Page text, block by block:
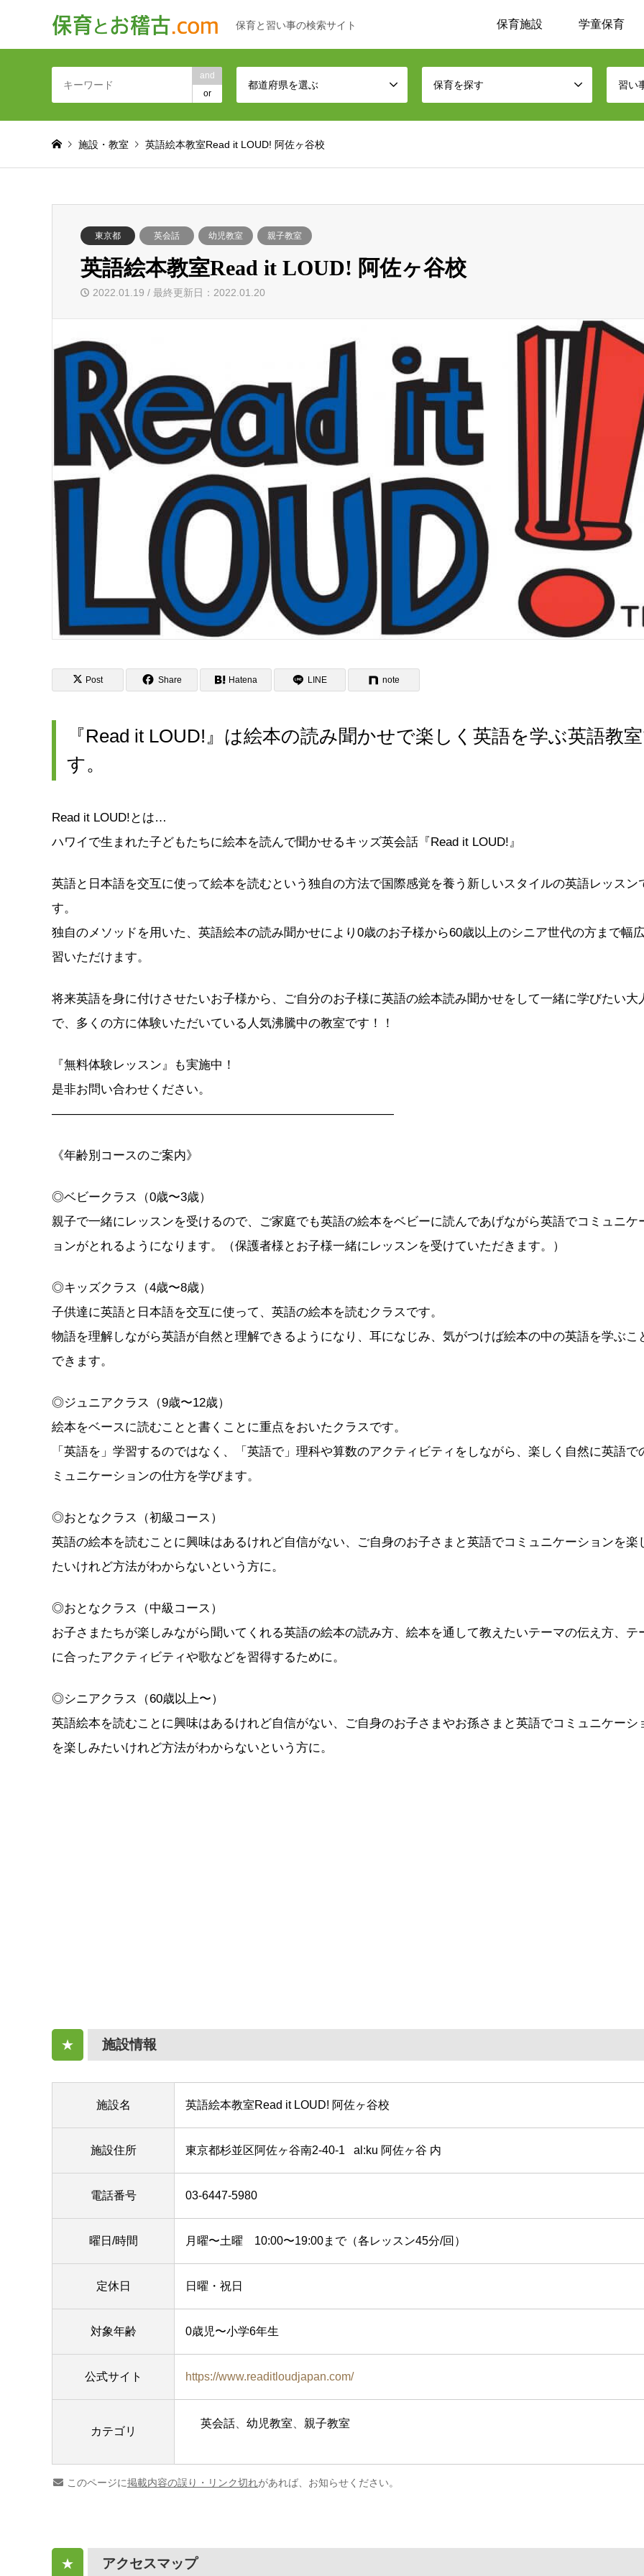
保育と習い事の検索サイト 保育施設 学童保育
and
or
都道府県を選ぶ 保育を探す 習い
施設・教室 英語絵本教室Read it LOUD! 阿佐ヶ谷校
東京都 英会話 幼児教室 親子教室
英語絵本教室Read it LOUD! 阿佐ヶ谷校
2022.01.19 / 最終更新日：2022.01.20
Post Share Hatena LINE note
『Read it LOUD!』は絵本の読み聞かせで楽しく英語を学ぶ英語教
す。
Read it LOUD!とは…
ハワイで生まれた子どもたちに絵本を読んで聞かせるキッズ英会話『Read it LOUD!』
英語と日本語を交互に使って絵本を読むという独自の方法で国際感覚を養う新しいスタイルの英語レッスン
す。
独自のメソッドを用いた、英語絵本の読み聞かせにより0歳のお子様から60歳以上のシニア世代の方まで幅
習いただけます。
将来英語を身に付けさせたいお子様から、ご自分のお子様に英語の絵本読み聞かせをして一緒に学びたい大
で、多くの方に体験いただいている人気沸騰中の教室です！！
『無料体験レッスン』も実施中！
是非お問い合わせください。
————————————————————————————
《年齢別コースのご案内》
◎ベビークラス（0歳〜3歳）
親子で一緒にレッスンを受けるので、ご家庭でも英語の絵本をベビーに読んであげながら英語でコミュニケ
ョンがとれるようになります。（保護者様とお子様一緒にレッスンを受けていただきます。）
◎キッズクラス（4歳〜8歳）
子供達に英語と日本語を交互に使って、英語の絵本を読むクラスです。
物語を理解しながら英語が自然と理解できるようになり、耳になじみ、気がつけば絵本の中の英語を学ぶこ
できます。
◎ジュニアクラス（9歳〜12歳）
絵本をベースに読むことと書くことに重点をおいたクラスです。
「英語を」学習するのではなく、「英語で」理科や算数のアクティビティをしながら、楽しく自然に英語で
ミュニケーションの仕方を学びます。
◎おとなクラス（初級コース）
英語の絵本を読むことに興味はあるけれど自信がない、ご自身のお子さまと英語でコミュニケーションを楽
たいけれど方法がわからないという方に。
◎おとなクラス（中級コース）
お子さまたちが楽しみながら聞いてくれる英語の絵本の読み方、絵本を通して教えたいテーマの伝え方、テ
に合ったアクティビティや歌などを習得するために。
◎シニアクラス（60歳以上〜）
英語絵本を読むことに興味はあるけれど自信がない、ご自身のお子さまやお孫さまと英語でコミュニケーシ
を楽しみたいけれど方法がわからないという方に。
★ 施設情報
施設名 英語絵本教室Read it LOUD! 阿佐ヶ谷校
施設住所 東京都杉並区阿佐ヶ谷南2-40-1 al:ku 阿佐ヶ谷 内
電話番号 03-6447-5980
曜日/時間 月曜〜土曜 10:00〜19:00まで（各レッスン45分/回）
定休日 日曜・祝日
対象年齢 0歳児〜小学6年生
公式サイト https://www.readitloudjapan.com/
カテゴリ
英会話 幼児教室 親子教室
このページに掲載内容の誤り・リンク切れがあれば、お知らせください。
★ アクセスマップ